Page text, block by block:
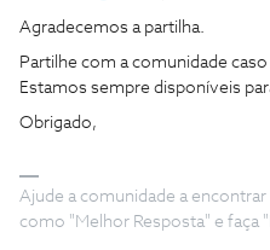
Agradecemos a partilha.
Partilhe com a comunidade
Estamos sempre disponíveis
Obrigado,
Ajude a comunidade a
como "Melhor Resposta" e faça